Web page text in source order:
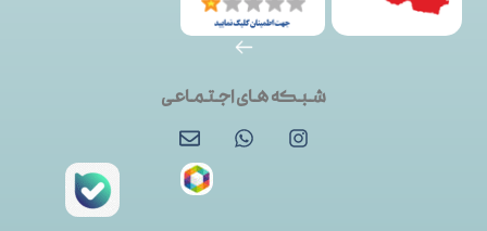
شبکه های اجتماعی